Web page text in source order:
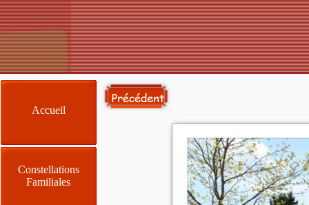
Accueil
Constellations
Familiales